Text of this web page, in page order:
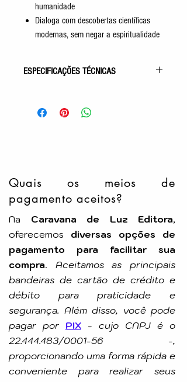
humanidade
Dialoga com descobertas científicas
modernas, sem negar a espiritualidade
ESPECIFICAÇÕES TÉCNICAS
Acabamento: Capa Comum
Autor (a): Allan Kardec
Editora: IDE
Esta obra é para quem busca respostas
sinceras e profundas sobre os maiores
Quais os meios de
pagamento aceitos?
Na Caravana de Luz Editora,
oferecemos diversas opções de
pagamento para facilitar sua
compra. Aceitamos as principais
bandeiras de cartão de crédito e
débito para praticidade e
segurança. Além disso, você pode
pagar por PIX - cujo CNPJ é o
22.444.483/0001-56 -,
proporcionando uma forma rápida e
conveniente para realizar seus